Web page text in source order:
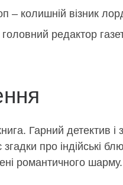
– колишній візник
редактор
Гарний детектив
згадки про індійські
романтичного шарму.